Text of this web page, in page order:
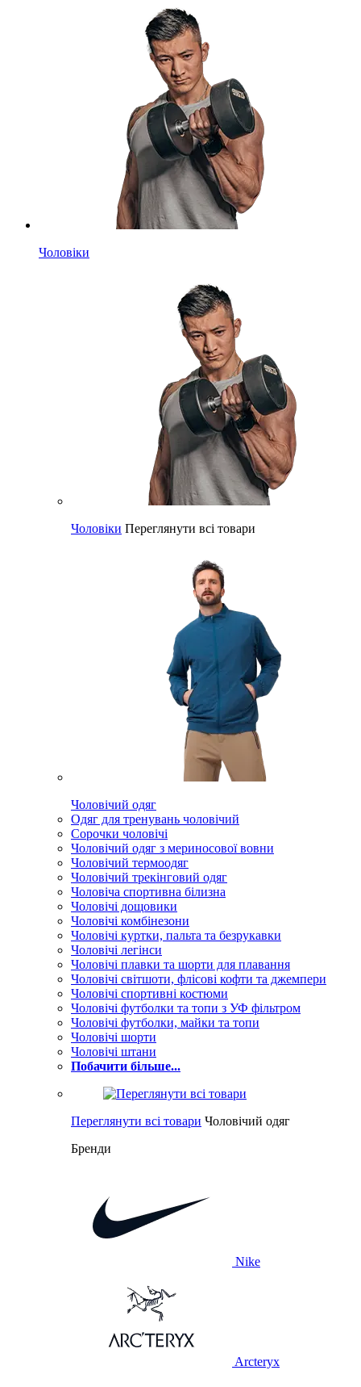
Чоловіки
Чоловіки Переглянути всі товари
Чоловічий одяг
Одяг для тренувань чоловічий
Сорочки чоловічі
Чоловічий одяг з мериносової вовни
Чоловічий термоодяг
Чоловічий трекінговий одяг
Чоловіча спортивна білизна
Чоловічі дощовики
Чоловічі комбінезони
Чоловічі куртки, пальта та безрукавки
Чоловічі легінси
Чоловічі плавки та шорти для плавання
Чоловічі світшоти, флісові кофти та джемпери
Чоловічі спортивні костюми
Чоловічі футболки та топи з УФ фільтром
Чоловічі футболки, майки та топи
Чоловічі шорти
Чоловічі штани
Побачити більше...
Переглянути всі товари Чоловічий одяг
Бренди
Nike
Arcteryx